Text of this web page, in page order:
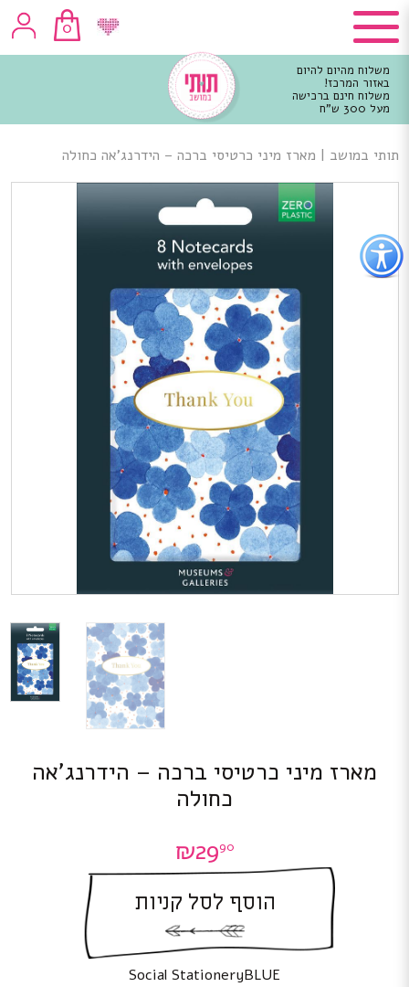
כפתור
לפתיחת
תפריט
נגישות
0
משלוח מהיום להיום
באזור המרכז!
משלוח חינם ברכישה
מעל 300 ש"ח
מרכזי
תותי במושב | מארז מיני כרטיסי ברכה – הידרנג’אה כחולה
מארז מיני כרטיסי ברכה – הידרנג’אה
כחולה
₪2990
הוסף לסל קניות
Social StationeryBLUE